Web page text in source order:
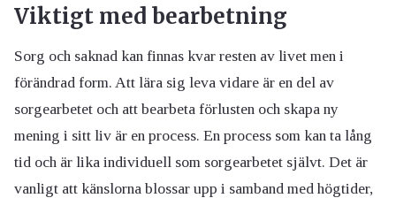
Viktigt med bearbetning
Sorg och saknad kan finnas kvar resten av livet men i
förändrad form. Att lära sig leva vidare är en del av
sorgearbetet och att bearbeta förlusten och skapa ny
mening i sitt liv är en process. En process som kan ta lång
tid och är lika individuell som sorgearbetet självt. Det är
vanligt att känslorna blossar upp i samband med högtider,